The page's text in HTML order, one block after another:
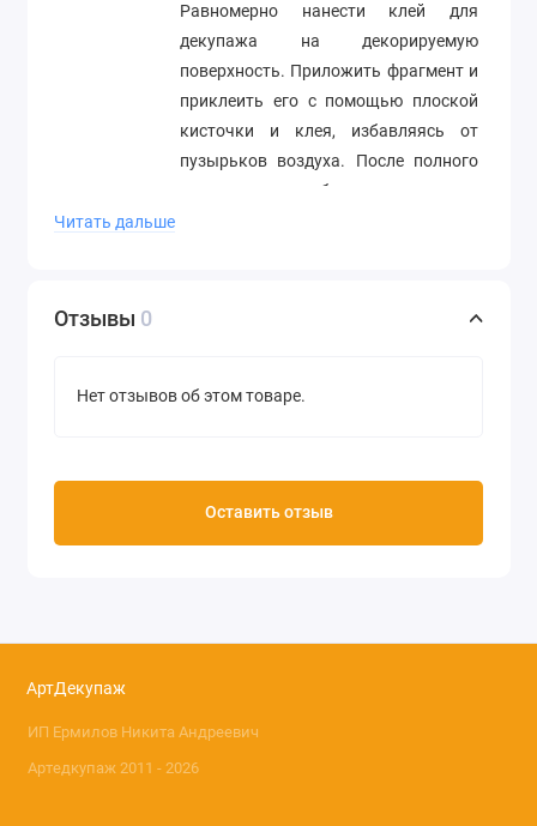
Равномерно нанести клей для
декупажа на декорируемую
поверхность. Приложить фрагмент и
приклеить его с помощью плоской
кисточки и клея, избавляясь от
пузырьков воздуха. После полного
высыхания необходимо покрыть
Читать дальше
Отзывы 0
Нет отзывов об этом товаре.
Оставить отзыв
АртДекупаж
ИП Ермилов Никита Андреевич
Артедкупаж 2011 - 2026